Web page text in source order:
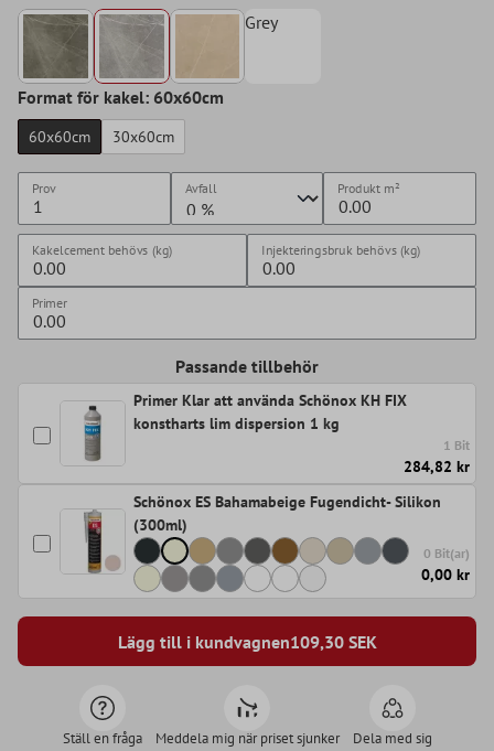
Grey
Format för kakel: 60x60cm
60x60cm 30x60cm
Prov Avfall Produkt m²
Kakelcement behövs (kg) Injekteringsbruk behövs (kg)
Primer
Passande tillbehör
Primer Klar att använda Schönox KH FIX
konstharts lim dispersion 1 kg
1 Bit
284,82 kr
Schönox ES Bahamabeige Fugendicht- Silikon
(300ml)
0 Bit(ar)
0,00 kr
Lägg till i kundvagnen109,30SEK
Ställ en fråga Meddela mig när priset sjunker Dela med sig